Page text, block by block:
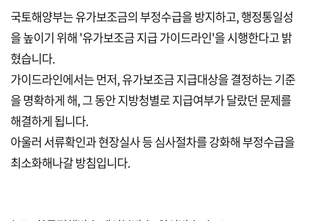
국토해양부는 유가보조금의 부정수급을 방지하고, 행정통일성
을 높이기 위해 '유가보조금 지급 가이드라인'을 시행한다고 밝
혔습니다.
가이드라인에서는 먼저, 유가보조금 지급대상을 결정하는 기준
을 명확하게 해, 그 동안 지방청별로 지급여부가 달랐던 문제를
해결하게 됩니다.
아울러 서류확인과 현장실사 등 심사절차를 강화해 부정수급을
최소화해나갈 방침입니다.